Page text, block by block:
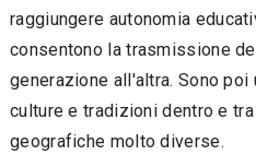
raggiungere autonomia
consentono la trasmissione
generazione all'altra. Sono
culture e tradizioni dentro e
geografiche molto diverse.